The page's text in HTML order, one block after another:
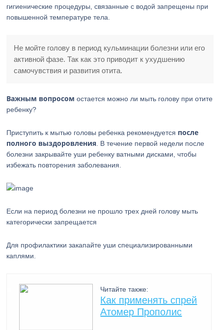
гигиенические процедуры, связанные с водой запрещены при
повышенной температуре тела.
Не мойте голову в период кульминации болезни или его
активной фазе. Так как это приводит к ухудшению
самочувствия и развития отита.
Важным вопросом остается можно ли мыть голову при отите
ребенку?
Приступить к мытью головы ребенка рекомендуется после
полного выздоровления . В течение первой недели после
болезни закрывайте уши ребенку ватными дисками, чтобы
избежать повторения заболевания.
Если на период болезни не прошло трех дней голову мыть
категорически запрещается
Для профилактики закапайте уши специализированными
каплями.
Читайте также:
Как применять спрей
Атомер Прополис